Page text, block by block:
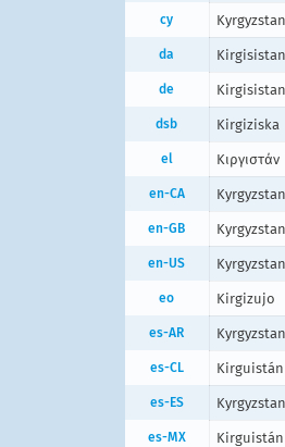
cy Kyrgyzstan
da Kirgisistan
de Kirgisistan
dsb Kirgiziska
el Κιργιστάν
en-CA Kyrgyzstan
en-GB Kyrgyzstan
en-US Kyrgyzstan
eo Kirgizujo
es-AR Kyrgyzstan
es-CL Kirguistán
es-ES Kyrgyzstan
es-MX Kirguistán